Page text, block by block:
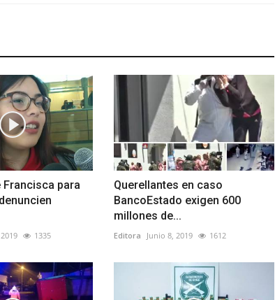
Francisca para
1335
Querellantes en caso
BancoEstado exigen 600
millones de...
Editora Junio 8, 2019 1612